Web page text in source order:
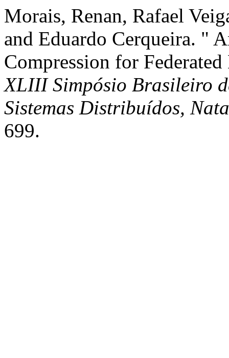
Morais, Renan, Rafael
and Eduardo Cerqueira. "
Compression for
XLIII Simpósio Brasileiro
Sistemas Distribuídos,
699.